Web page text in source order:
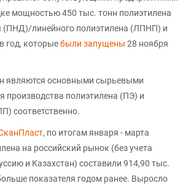
мощностью 450 тыс. тонн полиэтилена
(ПНД)/линейного полиэтилена (ЛПНП) и
год, которыебыли запущены 28 ноября
являются основными сырьевыми
производства полиэтилена (ПЭ) и
соответственно.
, по итогам января - марта
на российский рынок (без учета
и Казахстан) составили 914,90 тыс.
показателя годом ранее. Выросло